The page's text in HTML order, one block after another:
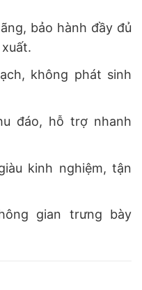
bảo hành đầy đủ
không phát sinh
đáo, hỗ trợ nhanh
kinh nghiệm, tận
gian trưng bày